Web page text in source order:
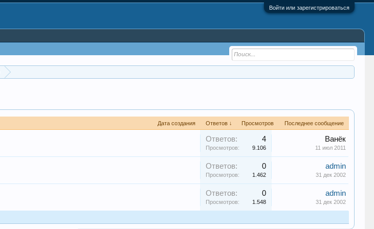
Войти или зарегистрироваться
Дата создания Ответов ↓ Просмотров Последнее сообщение
Ответов: 4
Просмотров: 9.106
Ванёк
11 июл 2011
Ответов: 0
Просмотров: 1.462
admin
31 дек 2002
Ответов: 0
Просмотров: 1.548
admin
31 дек 2002